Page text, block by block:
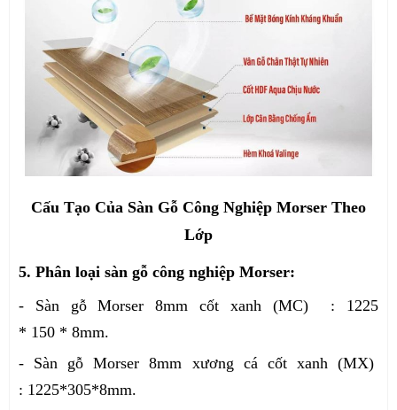
Cấu Tạo Của Sàn Gỗ Công Nghiệp Morser Theo
Lớp
5. Phân loại sàn gỗ công nghiệp Morser:
- Sàn gỗ Morser 8mm cốt xanh (MC) : 1225
* 150 * 8mm.
- Sàn gỗ Morser 8mm xương cá cốt xanh (MX)
: 1225*305*8mm.